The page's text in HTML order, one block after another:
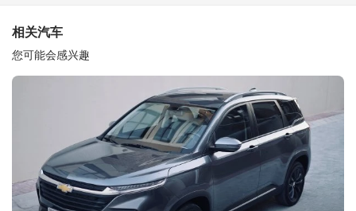
设备
舒适
相关汽车
您可能会感兴趣